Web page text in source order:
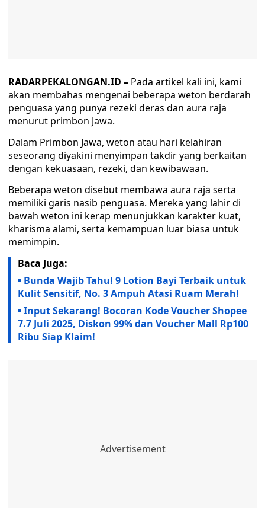
RADARPEKALONGAN.ID – Pada artikel kali ini, kami
akan membahas mengenai beberapa weton berdarah
penguasa yang punya rezeki deras dan aura raja
menurut primbon Jawa.
Dalam Primbon Jawa, weton atau hari kelahiran
seseorang diyakini menyimpan takdir yang berkaitan
dengan kekuasaan, rezeki, dan kewibawaan.
Beberapa weton disebut membawa aura raja serta
memiliki garis nasib penguasa. Mereka yang lahir di
bawah weton ini kerap menunjukkan karakter kuat,
kharisma alami, serta kemampuan luar biasa untuk
memimpin.
Baca Juga:
Bunda Wajib Tahu! 9 Lotion Bayi Terbaik untuk
Kulit Sensitif, No. 3 Ampuh Atasi Ruam Merah!
Input Sekarang! Bocoran Kode Voucher Shopee
7.7 Juli 2025, Diskon 99% dan Voucher Mall Rp100
Ribu Siap Klaim!